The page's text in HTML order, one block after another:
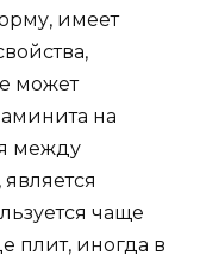
имеет
может
на
между
чаще
плит, иногда в